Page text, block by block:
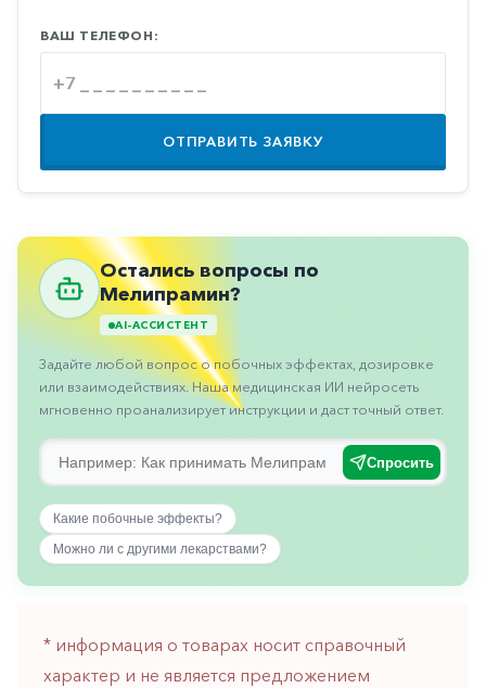
Противовоспалительные
Противогрибковые
Противоопухолевые
Противоподагрические
Противоэпилептические
Прочее
Пульмонология
Сердечные
Сосудистые
Тромбозы
Урология
Ухо-
горло-
нос
Щитовидная
ВАШ ТЕЛЕФОН:
ОТПРАВИТЬ ЗАЯВКУ
Остались вопросы по
Мелипрамин?
AI-АССИСТЕНТ
Задайте любой вопрос о побочных эффектах, дозировке
или взаимодействиях. Наша медицинская ИИ нейросеть
мгновенно проанализирует инструкции и даст точный ответ.
Спросить
Какие побочные эффекты?
Можно ли с другими лекарствами?
* информация о товарах носит справочный
характер и не является предложением